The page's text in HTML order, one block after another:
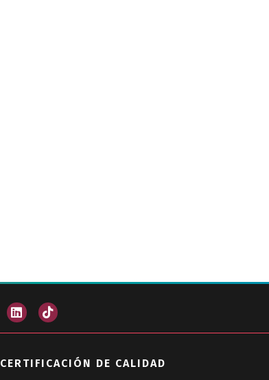
CERTIFICACIÓN DE CALIDAD